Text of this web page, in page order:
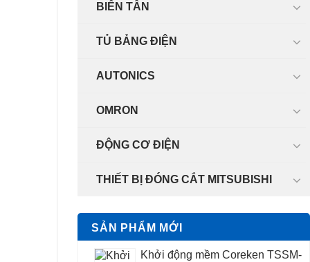
BIẾN TẦN
TỦ BẢNG ĐIỆN
AUTONICS
OMRON
ĐỘNG CƠ ĐIỆN
THIẾT BỊ ĐÓNG CẮT MITSUBISHI
SẢN PHẨM MỚI
Khởi động mềm Coreken TSSM-